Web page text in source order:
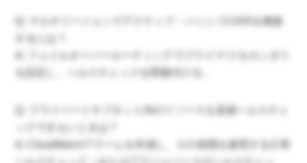
Q: マルチリージョンでアクティブ・パッシブのDRを構築
を設定し、ヘルスチェックを関連付ける。
Q: プライベートサブネット内のリソースを直接ヘルスチェ
ックできないときは？
A: CloudWatchアラームを作成し、その状態を参照する計算